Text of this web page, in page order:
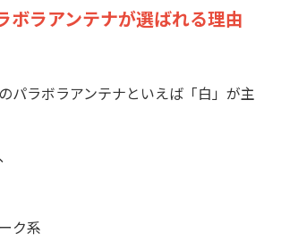
ボラアンテナが選ばれる理由
パラボラアンテナといえば「白」が主
ク系